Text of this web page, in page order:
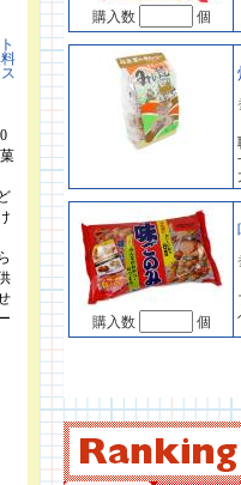
購入数 個
購入数 個